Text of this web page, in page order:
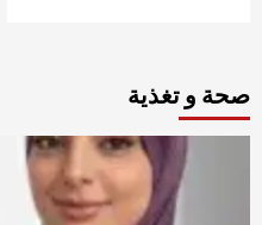
صحة و تغذية